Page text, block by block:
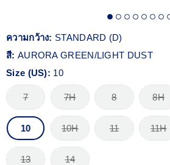
ความกว้าง: STANDARD (D)
สี: AURORA GREEN/LIGHT DUST
Size (US): 10
7 7H 8 8H
10 10H 11 11H
13 14